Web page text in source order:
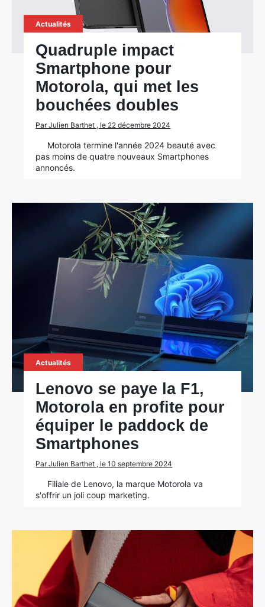
Actualités
Quadruple impact
Smartphone pour
Motorola, qui met les
bouchées doubles
Par Julien Barthet , le 22 décembre 2024
Motorola termine l'année 2024 beauté avec
pas moins de quatre nouveaux Smartphones
annoncés.
Actualités
Lenovo se paye la F1,
Motorola en profite pour
équiper le paddock de
Smartphones
Par Julien Barthet , le 10 septembre 2024
Filiale de Lenovo, la marque Motorola va
s'offrir un joli coup marketing.
Rechercher